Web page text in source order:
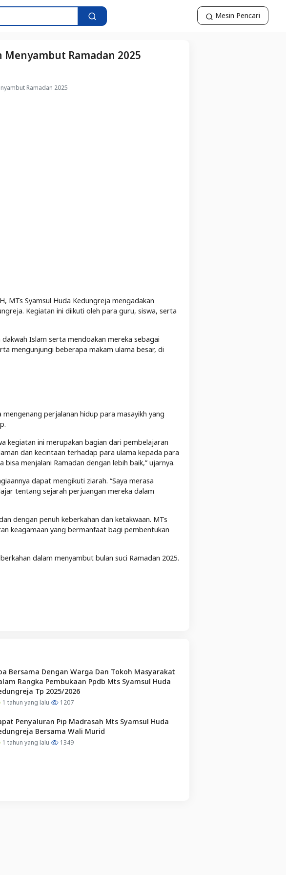
Mesin Pencari
Ramadan 2025
Ramadan 2025
MTs Syamsul Huda Kedungreja mengadakan
Kegiatan ini diikuti oleh para guru, siswa, serta
Islam serta mendoakan mereka sebagai
mengunjungi beberapa makam ulama besar, di
perjalanan hidup para masayikh yang
kegiatan ini merupakan bagian dari pembelajaran
dan kecintaan terhadap para ulama kepada para
menjalani Ramadan dengan lebih baik,” ujarnya.
dapat mengikuti ziarah. “Saya merasa
tentang sejarah perjuangan mereka dalam
dengan penuh keberkahan dan ketakwaan. MTs
keagamaan yang bermanfaat bagi pembentukan
dalam menyambut bulan suci Ramadan 2025.
Bersama Dengan Warga Dan Tokoh Masyarakat
Rangka Pembukaan Ppdb Mts Syamsul Huda
Tp 2025/2026
1 tahun yang lalu 1207
Penyaluran Pip Madrasah Mts Syamsul Huda
Bersama Wali Murid
1 tahun yang lalu 1349